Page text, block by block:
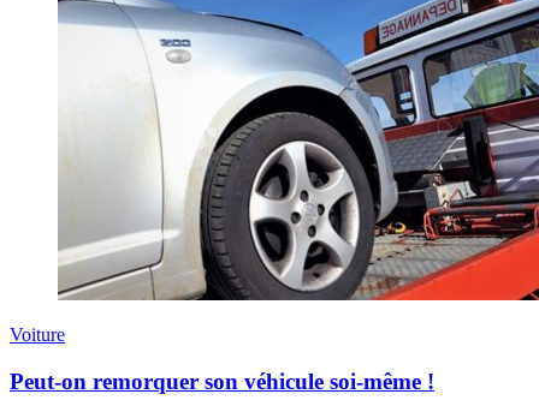
Voiture
Peut-on remorquer son véhicule soi-même !